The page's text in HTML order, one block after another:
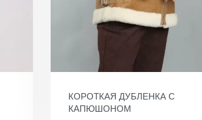
КОРОТКАЯ ДУБЛЕНКА С
КАПЮШОНОМ